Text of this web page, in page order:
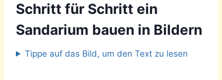
Schritt für Schritt ein
Sandarium bauen in Bildern
Tippe auf das Bild, um den Text zu lesen